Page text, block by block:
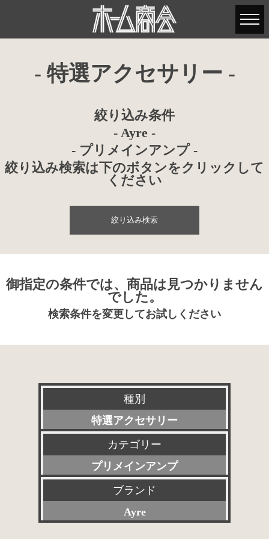
- 特選アクセサリー -
絞り込み条件
- Ayre -
- プリメインアンプ -
絞り込み検索は下のボタンをクリックして
ください
絞り込み検索
御指定の条件では、商品は見つかりません
でした。
検索条件を変更してお試しください
種別
特選アクセサリー
新品
委託販売品
特価品
その他委託販売品
カテゴリー
プリメインアンプ
すべて
プリアンプ
ブランド
Ayre